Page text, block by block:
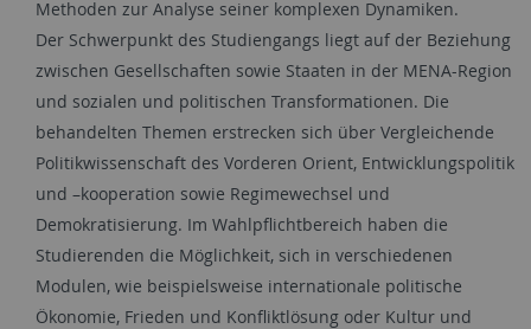
Methoden zur Analyse seiner komplexen Dynamiken.
Der Schwerpunkt des Studiengangs liegt auf der Beziehung
zwischen Gesellschaften sowie Staaten in der MENA-Region
und sozialen und politischen Transformationen. Die
behandelten Themen erstrecken sich über Vergleichende
Politikwissenschaft des Vorderen Orient, Entwicklungspolitik
und –kooperation sowie Regimewechsel und
Demokratisierung. Im Wahlpflichtbereich haben die
Studierenden die Möglichkeit, sich in verschiedenen
Modulen, wie beispielsweise internationale politische
Ökonomie, Frieden und Konfliktlösung oder Kultur und